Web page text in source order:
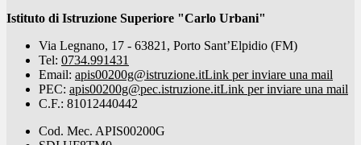
Istituto di Istruzione Superiore "Carlo Urbani"
Via Legnano, 17 - 63821, Porto Sant’Elpidio (FM)
Tel: 0734.991431
Email: apis00200g@istruzione.itLink per inviare una mail
PEC: apis00200g@pec.istruzione.itLink per inviare una mail
C.F.: 81012440442
Cod. Mec. APIS00200G